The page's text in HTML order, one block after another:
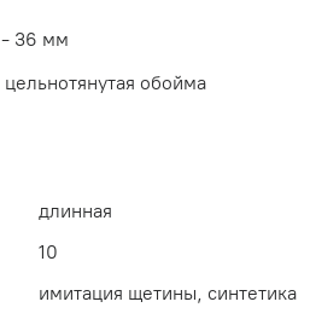
- 36 мм
обойма
длинная
10
имитация щетины, синтетика